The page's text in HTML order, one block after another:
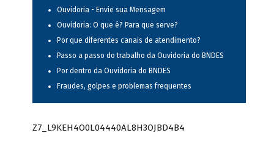
Ouvidoria - Envie sua Mensagem
Ouvidoria: O que é? Para que serve?
Por que diferentes canais de atendimento?
Passo a passo do trabalho da Ouvidoria do BNDES
Por dentro da Ouvidoria do BNDES
Fraudes, golpes e problemas frequentes
Z7_L9KEH4O0L04440AL8H3OJBD4B4